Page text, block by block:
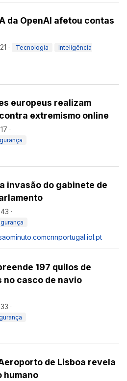
da OpenAI afetou contas
· Tecnologia
Inteligência
europeus realizam
extremismo online
·
invasão do gabinete de
·
cnnportugal.iol.pt
197 quilos de
no casco de navio
·
de Lisboa revela
humano